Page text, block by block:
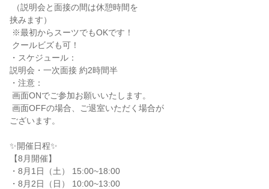
挟みます）
・スケジュール：
説明会・一次面接 約2時間半
・注意：
ございます。
✨️開催日程✨️
【8月開催】
・8月1日（土） 15:00~18:00
・8月2日（日） 10:00~13:00